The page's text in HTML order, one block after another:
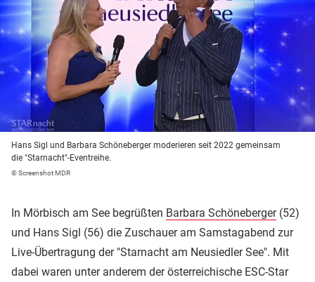
Hans Sigl und Barbara Schöneberger moderieren seit 2022 gemeinsam
die "Starnacht"-Eventreihe.
© Screenshot MDR
In Mörbisch am See begrüßten Barbara Schöneberger(52)
und Hans Sigl (56) die Zuschauer am Samstagabend zur
Live-Übertragung der "Starnacht am Neusiedler See". Mit
dabei waren unter anderem der österreichische ESC-Star